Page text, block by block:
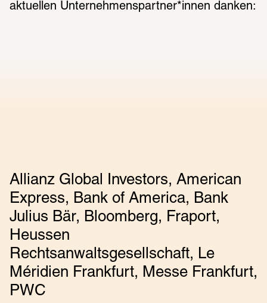
aktuellen Unternehmenspartner*innen danken:
Allianz Global Investors, American
Express, Bank of America, Bank
Julius Bär, Bloomberg, Fraport,
Heussen
Rechtsanwaltsgesellschaft, Le
Méridien Frankfurt, Messe Frankfurt,
PWC